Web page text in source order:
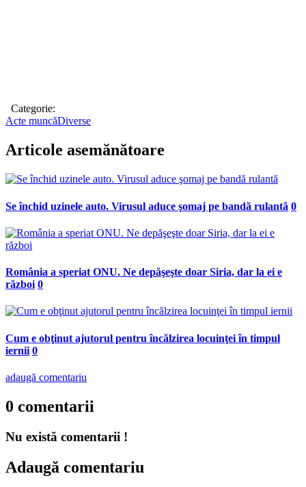
Categorie:
Acte muncăDiverse
Articole asemănătoare
Se închid uzinele auto. Virusul aduce şomaj pe bandă rulantă 0
România a speriat ONU. Ne depăşeşte doar Siria, dar la ei e
război 0
Cum e obţinut ajutorul pentru încălzirea locuinţei în timpul
iernii 0
adaugă comentariu
0 comentarii
Nu există comentarii !
Adaugă comentariu